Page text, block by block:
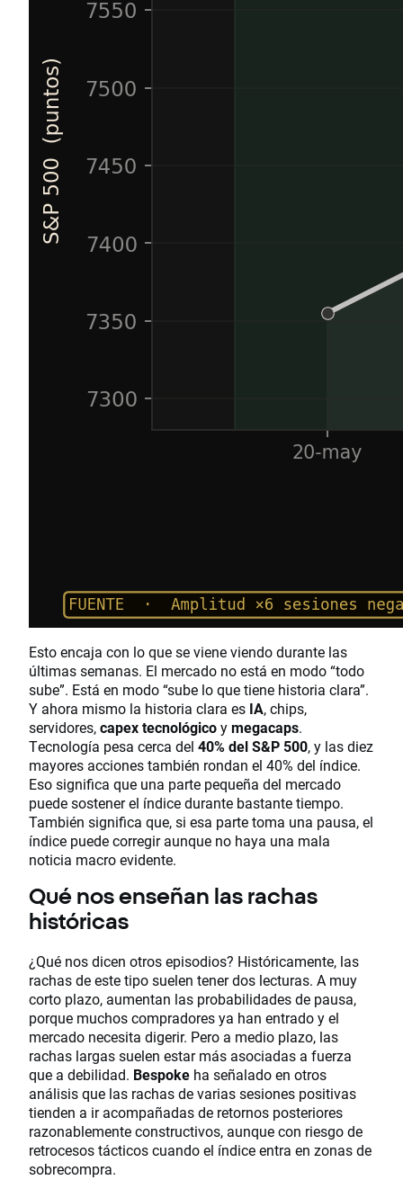
Esto encaja con lo que se viene viendo durante las
últimas semanas. El mercado no está en modo “todo
sube”. Está en modo “sube lo que tiene historia clara”.
Y ahora mismo la historia clara es IA, chips,
servidores,capex tecnológicoymegacaps.
Tecnología pesa cerca del 40% del S&P 500, y las diez
mayores acciones también rondan el 40% del índice.
Eso significa que una parte pequeña del mercado
puede sostener el índice durante bastante tiempo.
También significa que, si esa parte toma una pausa, el
índice puede corregir aunque no haya una mala
noticia macro evidente.
Qué nos enseñan las rachas
históricas
¿Qué nos dicen otros episodios? Históricamente, las
rachas de este tipo suelen tener dos lecturas. A muy
corto plazo, aumentan las probabilidades de pausa,
porque muchos compradores ya han entrado y el
mercado necesita digerir. Pero a medio plazo, las
rachas largas suelen estar más asociadas a fuerza
que a debilidad. Bespoke ha señalado en otros
análisis que las rachas de varias sesiones positivas
tienden a ir acompañadas de retornos posteriores
razonablemente constructivos, aunque con riesgo de
retrocesos tácticos cuando el índice entra en zonas de
sobrecompra.